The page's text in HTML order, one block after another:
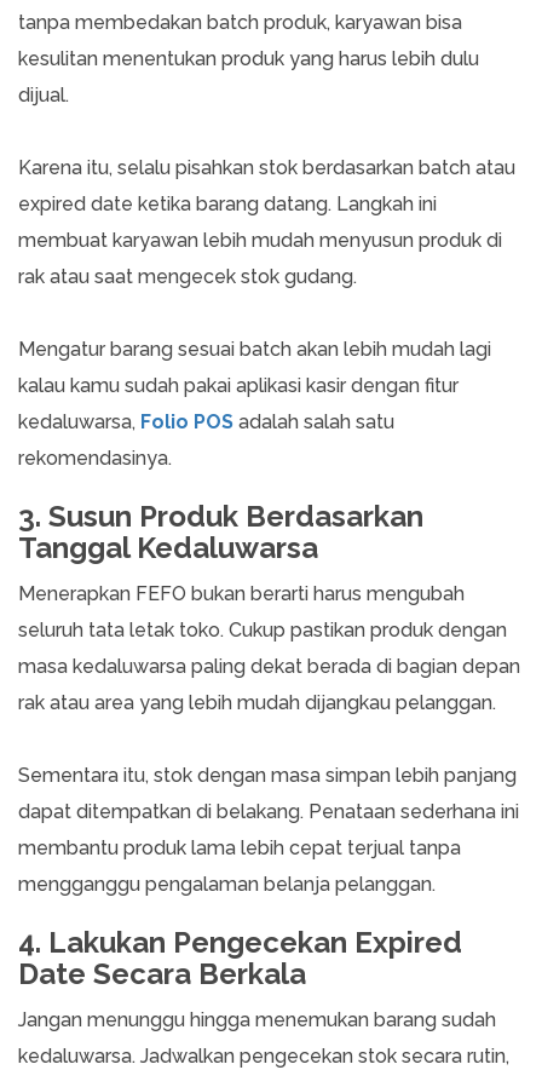
tanpa membedakan batch produk, karyawan bisa
kesulitan menentukan produk yang harus lebih dulu
dijual.
Karena itu, selalu pisahkan stok berdasarkan batch atau
expired date ketika barang datang. Langkah ini
membuat karyawan lebih mudah menyusun produk di
rak atau saat mengecek stok gudang.
Mengatur barang sesuai batch akan lebih mudah lagi
kalau kamu sudah pakai aplikasi kasir dengan fitur
kedaluwarsa, Folio POS adalah salah satu
rekomendasinya.
3. Susun Produk Berdasarkan
Tanggal Kedaluwarsa
Menerapkan FEFO bukan berarti harus mengubah
seluruh tata letak toko. Cukup pastikan produk dengan
masa kedaluwarsa paling dekat berada di bagian depan
rak atau area yang lebih mudah dijangkau pelanggan.
Sementara itu, stok dengan masa simpan lebih panjang
dapat ditempatkan di belakang. Penataan sederhana ini
membantu produk lama lebih cepat terjual tanpa
mengganggu pengalaman belanja pelanggan.
4. Lakukan Pengecekan Expired
Date Secara Berkala
Jangan menunggu hingga menemukan barang sudah
kedaluwarsa. Jadwalkan pengecekan stok secara rutin,